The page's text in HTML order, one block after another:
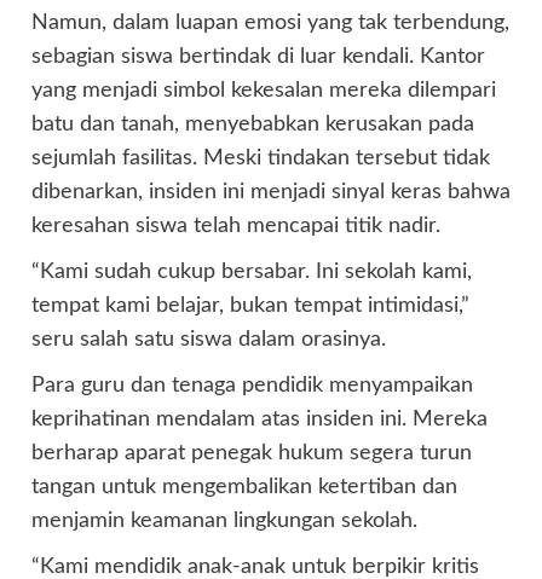
Namun, dalam luapan emosi yang tak terbendung,
sebagian siswa bertindak di luar kendali. Kantor
yang menjadi simbol kekesalan mereka dilempari
batu dan tanah, menyebabkan kerusakan pada
sejumlah fasilitas. Meski tindakan tersebut tidak
dibenarkan, insiden ini menjadi sinyal keras bahwa
keresahan siswa telah mencapai titik nadir.
“Kami sudah cukup bersabar. Ini sekolah kami,
tempat kami belajar, bukan tempat intimidasi,”
seru salah satu siswa dalam orasinya.
Para guru dan tenaga pendidik menyampaikan
keprihatinan mendalam atas insiden ini. Mereka
berharap aparat penegak hukum segera turun
tangan untuk mengembalikan ketertiban dan
menjamin keamanan lingkungan sekolah.
“Kami mendidik anak-anak untuk berpikir kritis